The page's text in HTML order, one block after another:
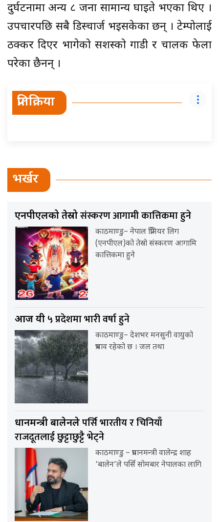
दुर्घटनामा अन्य ८ जना सामान्य घाइते भएका थिए ।
उपचारपछि सबै डिस्चार्ज भइसकेका छन् । टेम्पोलाई
ठक्कर दिएर भागेको सशस्त्रको गाडी र चालक फेला
परेका छैनन् ।
प्रतिक्रिया
भर्खर
एनपीएलको तेस्रोसंस्करण आगामी कात्तिकमा हुने
काठमाण्डु– नेपाल प्रिमियर लिग
(एनपीएल)को तेस्रो संस्करण आगामि
कात्तिकमा हुने
आज यी ५ प्रदेशमा भारी वर्षा हुने
काठमाण्डु– देशभर मनसुनी वायुको
प्रभाव रहेको छ । जल तथा
प्रधानमन्त्री बालेनलेपर्सि भारतीय र चिनियाँ
राजदूतलाई छुट्टाछुट्टै भेट्ने
काठमाण्डु – प्रधानमन्त्री वालेन्द्र शाह
‘बालेन’ले पर्सि सोमबार नेपालका लागि